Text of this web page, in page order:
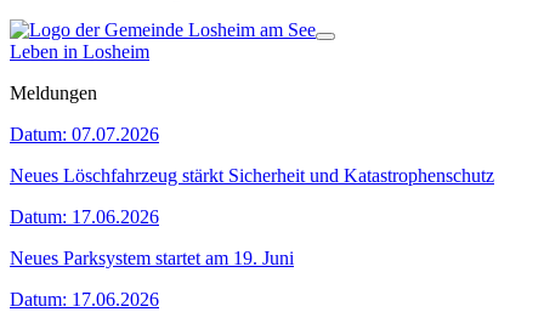
Leben in Losheim
Meldungen
Datum: 07.07.2026
Neues Löschfahrzeug stärkt Sicherheit und Katastrophenschutz
Datum: 17.06.2026
Neues Parksystem startet am 19. Juni
Datum: 17.06.2026